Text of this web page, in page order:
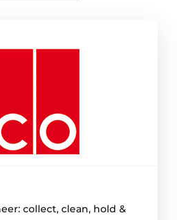
collect, clean, hold &